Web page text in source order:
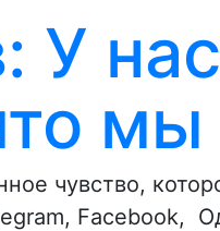
У
чувство,
Facebook,